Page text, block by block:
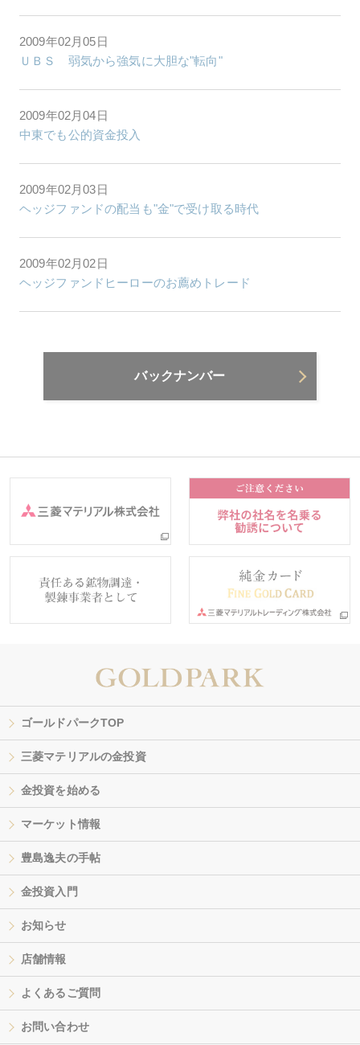
2009年02月05日
ＵＢＳ 弱気から強気に大胆な"転向"
2009年02月04日
中東でも公的資金投入
2009年02月03日
ヘッジファンドの配当も"金"で受け取る時代
2009年02月02日
ヘッジファンドヒーローのお薦めトレード
バックナンバー
ゴールドパークTOP
三菱マテリアルの金投資
金投資を始める
マーケット情報
豊島逸夫の手帖
金投資入門
お知らせ
店舗情報
よくあるご質問
お問い合わせ